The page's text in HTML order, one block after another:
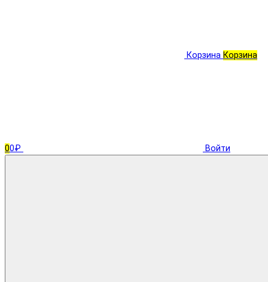
Корзина Корзина
00₽ Войти